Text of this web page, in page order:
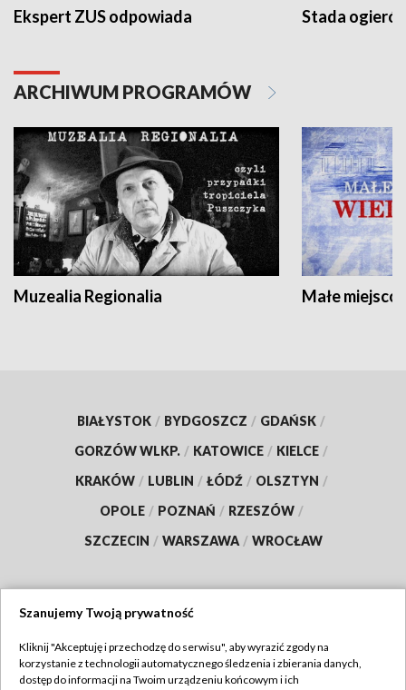
Ekspert ZUS odpowiada Stada
ARCHIWUM PROGRAMÓW
Muzealia Regionalia Małe
BIAŁYSTOK / BYDGOSZCZ / GDAŃSK /
GORZÓW WLKP. / KATOWICE / KIELCE /
KRAKÓW / LUBLIN / ŁÓDŹ / OLSZTYN /
OPOLE / POZNAŃ / RZESZÓW /
SZCZECIN / WARSZAWA / WROCŁAW
TVP
Szanujemy Twoją prywatność
Kliknij "Akceptuję i przechodzę do serwisu", aby wyrazić zgody na
korzystanie z technologii automatycznego śledzenia i zbierania danych,
dostęp do informacji na Twoim urządzeniu końcowym i ich